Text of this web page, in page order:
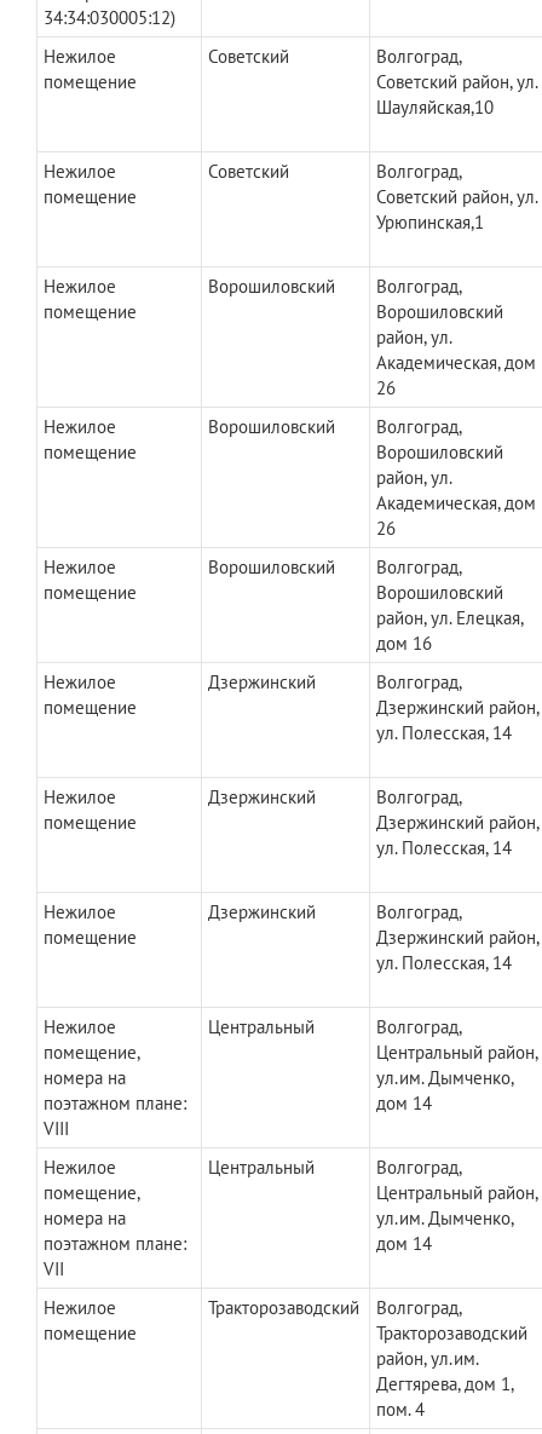
34:34:030005:12)
Нежилое
помещение
Советский
Волгоград,
Советский район, ул.
Шауляйская,10
Нежилое
помещение
Советский
Волгоград,
Советский район, ул.
Урюпинская,1
Нежилое
помещение
Ворошиловский
Волгоград,
Ворошиловский
район, ул.
Академическая, дом
26
Нежилое
помещение
Ворошиловский
Волгоград,
Ворошиловский
район, ул.
Академическая, дом
26
Нежилое
помещение
Ворошиловский
Волгоград,
Ворошиловский
район, ул. Елецкая,
дом 16
Нежилое
помещение
Дзержинский
Волгоград,
Дзержинский район,
ул. Полесская, 14
Нежилое
помещение
Дзержинский
Волгоград,
Дзержинский район,
ул. Полесская, 14
Нежилое
помещение
Дзержинский
Волгоград,
Дзержинский район,
ул. Полесская, 14
Нежилое
помещение,
номера на
поэтажном плане:
VIII
Центральный
Волгоград,
Центральный район,
ул.им. Дымченко,
дом 14
Нежилое
помещение,
номера на
поэтажном плане:
VII
Центральный
Волгоград,
Центральный район,
ул.им. Дымченко,
дом 14
Нежилое
помещение
Тракторозаводский
Волгоград,
Тракторозаводский
район, ул.им.
Дегтярева, дом 1,
пом. 4